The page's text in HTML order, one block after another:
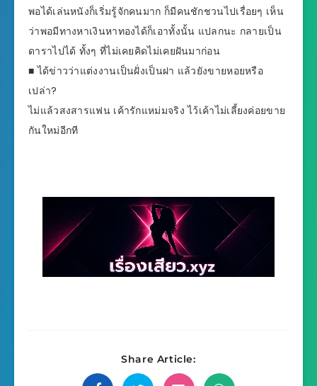
พอได้เล่นหนังก็เริ่มรู้จักคนมาก ก็มีคนชักชวนไปเรื่อยๆ เห็น
ว่าพอมีทางหาเงินหาทองได้ก็เอาทั้งนั้น แปลกนะ กลายเป็น
ดาราไปได้ ทั้งๆ ที่ไม่เคยคิดไม่เคยฝันมาก่อน
■ ได้ข่าวว่าแต่งงานเป็นฝั่งเป็นฝา แล้วยังขายหอยหรือ
เปล่า?
ไม่แล้วสงสารแฟน เค้ารักแหม่มจริง ไว้เค้าไม่เลี้ยงค่อยขาย
กันใหม่อีกที
Share Article: